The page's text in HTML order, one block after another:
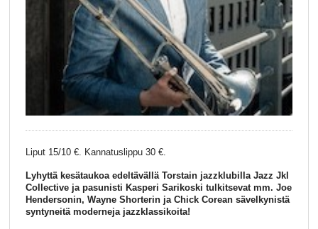
Liput 15/10 €. Kannatuslippu 30 €.
Lyhyttä kesätaukoa edeltävällä Torstain jazzklubilla Jazz Jkl
Collective ja pasunisti Kasperi Sarikoski tulkitsevat mm. Joe
Hendersonin, Wayne Shorterin ja Chick Corean sävelkynistä
syntyneitä moderneja jazzklassikoita!